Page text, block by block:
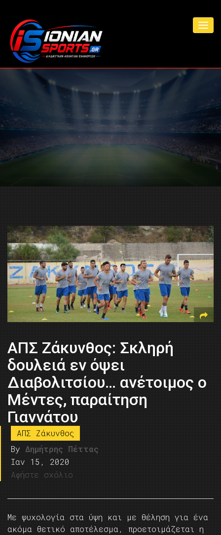
ΑΠΣ Ζάκυνθος: Σκληρή
δουλειά εν όψει
Διαβολιτσίου… ανέτοιμος ο
Μέντες, παραίτηση
Γιαννάτου
ΑΠΣ Ζάκυνθος
By Δημήτρης Πέττας
Ιαν 15, 2020
Αφήστε σχόλιο
Με ψυχολογία στα ύψη και με θέληση για ένα
ακόμα θετικό αποτέλεσμα, προετοιμάζεται η